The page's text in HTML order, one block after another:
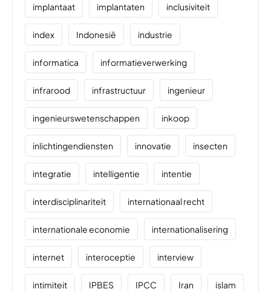
implantaat implantaten inclusiviteit
index Indonesië industrie
informatica informatieverwerking
infrarood infrastructuur ingenieur
ingenieurswetenschappen inkoop
inlichtingendiensten innovatie insecten
integratie intelligentie intentie
interdisciplinariteit internationaal recht
internationale economie internationalisering
internet interoceptie interview
intimiteit IPBES IPCC Iran islam